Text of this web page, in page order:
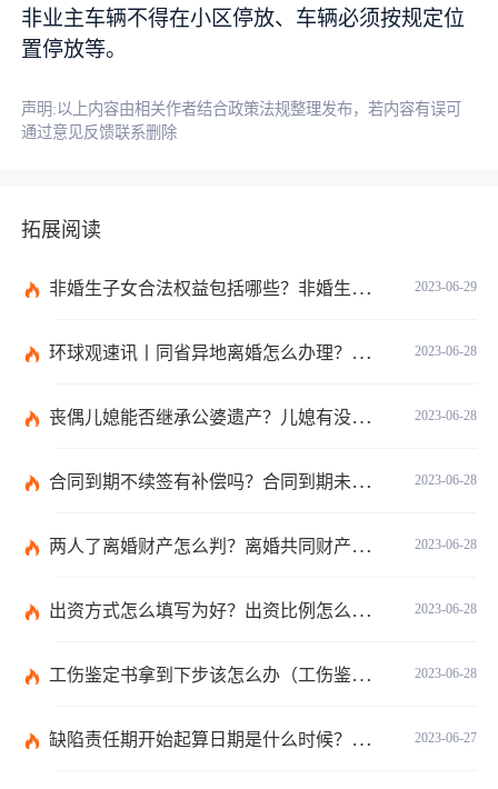
非业主车辆不得在小区停放、车辆必须按规定位
置停放等。
声明:以上内容由相关作者结合政策法规整理发布，若内容有误可
通过意见反馈联系删除
拓展阅读
2023-06-29
非婚生子女合法权益包括哪些？非婚生子女继承财产的条件是什么？ 全球热点评
2023-06-28
环球观速讯丨同省异地离婚怎么办理？夫妻异地离婚须准备哪些资料？
2023-06-28
丧偶儿媳能否继承公婆遗产？儿媳有没有赡养老人的义务？
2023-06-28
合同到期不续签有补偿吗？合同到期未提前30天通知怎么赔偿？ 当前速看
2023-06-28
两人了离婚财产怎么判？离婚共同财产有哪些？_焦点快报
2023-06-28
出资方式怎么填写为好？出资比例怎么填写？
2023-06-28
工伤鉴定书拿到下步该怎么办（工伤鉴定后要是对伤残等级结论不服怎么办）
2023-06-27
缺陷责任期开始起算日期是什么时候？缺陷责任终止证书签发的必要条件是什么？